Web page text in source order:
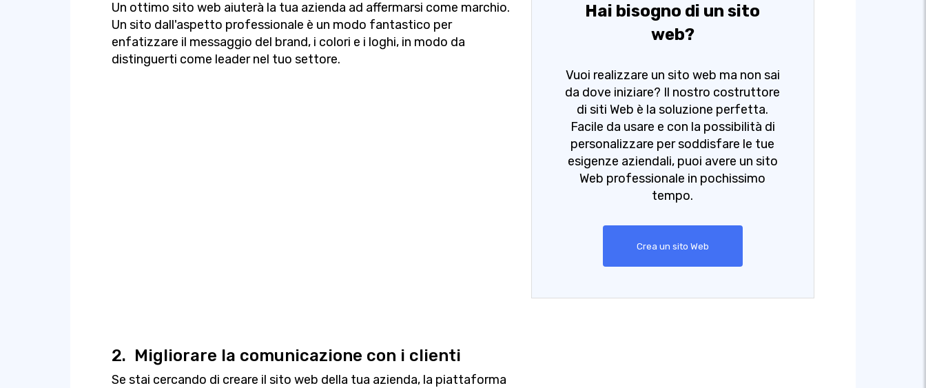
Un ottimo sito web aiuterà la tua azienda ad affermarsi come marchio.
Un sito dall'aspetto professionale è un modo fantastico per
enfatizzare il messaggio del brand, i colori e i loghi, in modo da
distinguerti come leader nel tuo settore.
Hai bisogno di un sito
web?
Vuoi realizzare un sito web ma non sai
da dove iniziare? Il nostro costruttore
di siti Web è la soluzione perfetta.
Facile da usare e con la possibilità di
personalizzare per soddisfare le tue
esigenze aziendali, puoi avere un sito
Web professionale in pochissimo
tempo.
Crea un sito Web
2. Migliorare la comunicazione con i clienti
Se stai cercando di creare il sito web della tua azienda, la piattaforma